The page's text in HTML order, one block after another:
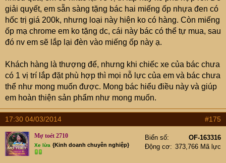
giải quyết, em sẵn sàng tặng bác hai miếng ốp nhựa đen có
hốc trị giá 200k, nhưng loại này hiện ko có hàng. Còn miếng
ốp mạ chrome em ko tặng dc, cái này bác có thể tự mua, sau
đó nv em sẽ lắp lại đèn vào miếng ốp này ạ.
Khách hàng là thượng đế, nhưng khi chiếc xe của bác chưa
có 1 vị trí lắp đặt phù hợp thì mọi nỗ lực của em và bác chưa
thể như mong muốn được. Mong bác hiểu điều này và giúp
em hoàn thiện sản phẩm như mong muốn.
17:30 04/03/2014 #175
Mợ toét 2710
Xe lừa {Kinh doanh chuyên nghiệp}
Biển số
OF-163316
Động cơ
373,766 Mã lực